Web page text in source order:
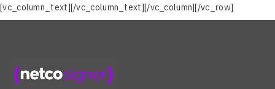
[vc_column_text][/vc_column_text][/vc_column][/vc_row]